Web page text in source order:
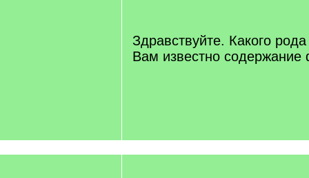
Здравствуйте. Какого
Вам известно содержание